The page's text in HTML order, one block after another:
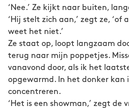
‘Nee.’ Ze kijkt naar buiten,
‘Hij stelt zich aan,’ zegt ze,
weet het niet.’
Ze staat op, loopt langzaam
terug naar mijn poppetjes.
vanavond door, als ik het
opgewarmd. In het donker kan
concentreren.
‘Het is een showman,’ zegt de